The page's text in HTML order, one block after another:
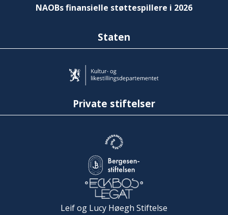
NAOBs finansielle støttespillere i 2026
Staten
Private stiftelser
Leif og Lucy Høegh Stiftelse